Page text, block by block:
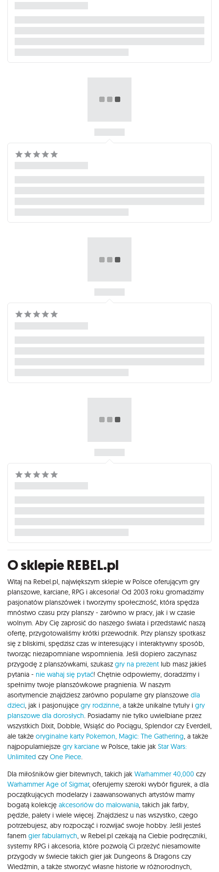
O sklepie REBEL.pl
Witaj na Rebel.pl, największym sklepie w Polsce oferującym gry
planszowe, karciane, RPG i akcesoria! Od 2003 roku gromadzimy
pasjonatów planszówek i tworzymy społeczność, która spędza
mnóstwo czasu przy planszy - zarówno w pracy, jak i w czasie
wolnym. Aby Cię zaprosić do naszego świata i przedstawić naszą
ofertę, przygotowaliśmy krótki przewodnik. Przy planszy spotkasz
się z bliskimi, spędzisz czas w interesujący i interaktywny sposób,
tworząc niezapomniane wspomnienia. Jeśli dopiero zaczynasz
przygodę z planszówkami, szukasz gry na prezent lub masz jakieś
pytania - nie wahaj się pytać! Chętnie odpowiemy, doradzimy i
spełnimy twoje planszówkowe pragnienia. W naszym
asortymencie znajdziesz zarówno popularne gry planszowe dla
dzieci, jak i pasjonujące gry rodzinne, a także unikalne tytuły i gry
planszowe dla dorosłych. Posiadamy nie tylko uwielbiane przez
wszystkich Dixit, Dobble, Wsiąść do Pociągu, Splendor czy Everdell,
ale także oryginalne karty Pokemon, Magic: The Gathering, a także
najpopularniejsze gry karciane w Polsce, takie jak Star Wars:
Unlimited czy One Piece.
Dla miłośników gier bitewnych, takich jak Warhammer 40,000 czy
Warhammer Age of Sigmar, oferujemy szeroki wybór figurek, a dla
początkujących modelarzy i zaawansowanych artystów mamy
bogatą kolekcję akcesoriów do malowania, takich jak farby,
pędzle, palety i wiele więcej. Znajdziesz u nas wszystko, czego
potrzebujesz, aby rozpocząć i rozwijać swoje hobby. Jeśli jesteś
fanem gier fabularnych, w Rebel.pl czekają na Ciebie podręczniki,
systemy RPG i akcesoria, które pozwolą Ci przeżyć niesamowite
przygody w świecie takich gier jak Dungeons & Dragons czy
Wiedźmin, a także stworzyć własne historie w różnorodnych,